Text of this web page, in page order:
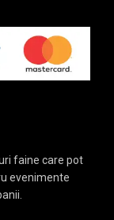
faine care pot
evenimente